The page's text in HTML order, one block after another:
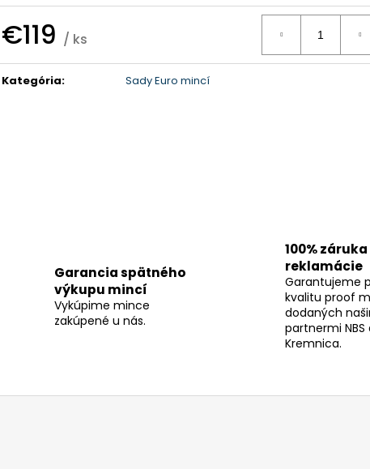
€119 / ks
cena:
Kategória: Sady Euro mincí
Garancia spätného
výkupu mincí
Vykúpime mince
zakúpené u nás.
100%
reklamácie
Garantujeme
kvalitu proof
dodaných
partnermi
Kremnica.